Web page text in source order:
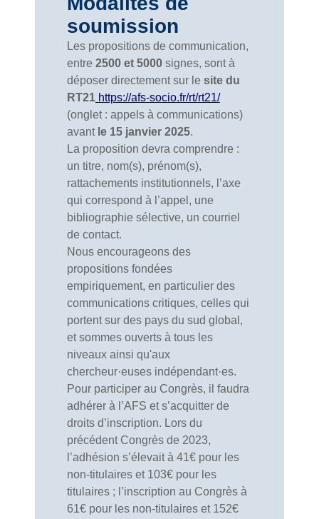
soumission
Les propositions de communication,
entre 2500 et 5000 signes, sont à
déposer directement sur le site du
RT21 https://afs-socio.fr/rt/rt21/
(onglet : appels à communications)
avant le 15 janvier 2025.
La proposition devra comprendre :
un titre, nom(s), prénom(s),
rattachements institutionnels, l’axe
qui correspond à l’appel, une
bibliographie sélective, un courriel
de contact.
Nous encourageons des
propositions fondées
empiriquement, en particulier des
communications critiques, celles qui
portent sur des pays du sud global,
et sommes ouverts à tous les
niveaux ainsi qu'aux
chercheur·euses indépendant·es.
Pour participer au Congrès, il faudra
adhérer à l’AFS et s’acquitter de
droits d’inscription. Lors du
précédent Congrès de 2023,
l’adhésion s’élevait à 41€ pour les
non-titulaires et 103€ pour les
titulaires ; l’inscription au Congrès à
61€ pour les non-titulaires et 152€